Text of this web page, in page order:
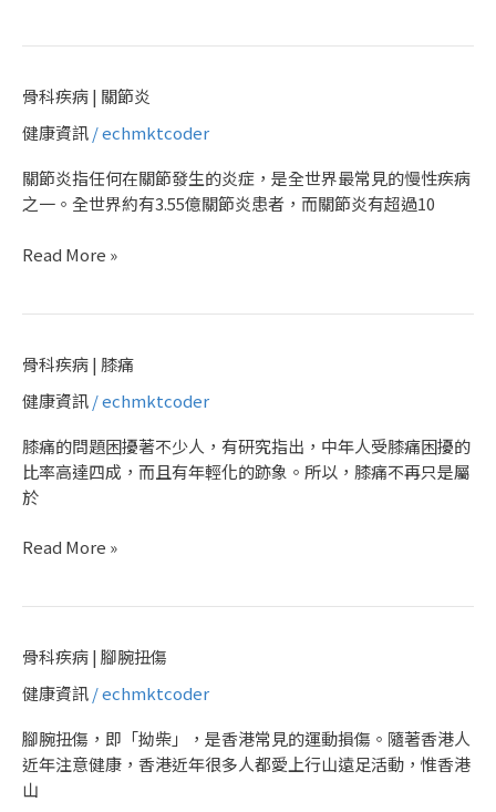
難
骨科疾病 | 關節炎
健康資訊/echmktcoder
關節炎指任何在關節發生的炎症，是全世界最常見的慢性疾病
之一。全世界約有3.55億關節炎患者，而關節炎有超過10
骨
疾
病
|
關
節
Read More »
骨科疾病 | 膝痛
健康資訊/echmktcoder
膝痛的問題困擾著不少人，有研究指出，中年人受膝痛困擾的
比率高達四成，而且有年輕化的跡象。所以，膝痛不再只是屬
於
骨
疾
病
|
膝
痛
Read More »
骨科疾病 | 腳腕扭傷
健康資訊/echmktcoder
腳腕扭傷，即「拗柴」，是香港常見的運動損傷。隨著香港人
近年注意健康，香港近年很多人都愛上行山遠足活動，惟香港
山
骨
疾
病
|
腳
腕